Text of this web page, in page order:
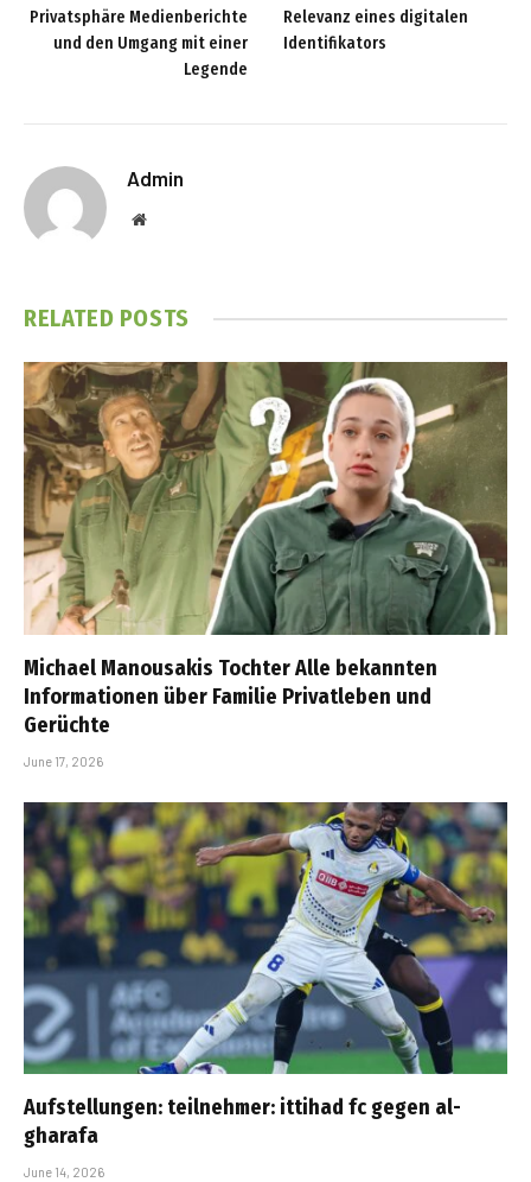
Privatsphäre Medienberichte
und den Umgang mit einer
Legende
Relevanz eines digitalen
Identifikators
Admin
Website
RELATED POSTS
Michael Manousakis Tochter Alle bekannten
Informationen über Familie Privatleben und
Gerüchte
June 17, 2026
Aufstellungen: teilnehmer: ittihad fc gegen al-
gharafa
June 14, 2026